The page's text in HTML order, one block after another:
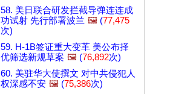
58. 美日联合研发拦截导弹连连成
功试射 先行部署波兰 🖼️ (77,475
次)
59. H-1B签证重大变革 美公布择
优筛选新规草案 🖼️ (76,892次)
60. 美驻华大使撰文 对中共侵犯人
权深感不安 🖼️ (75,386次)